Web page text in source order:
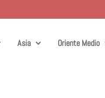
Asia Oriente Medio